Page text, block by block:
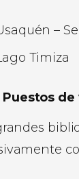
–
Timiza
Puestos